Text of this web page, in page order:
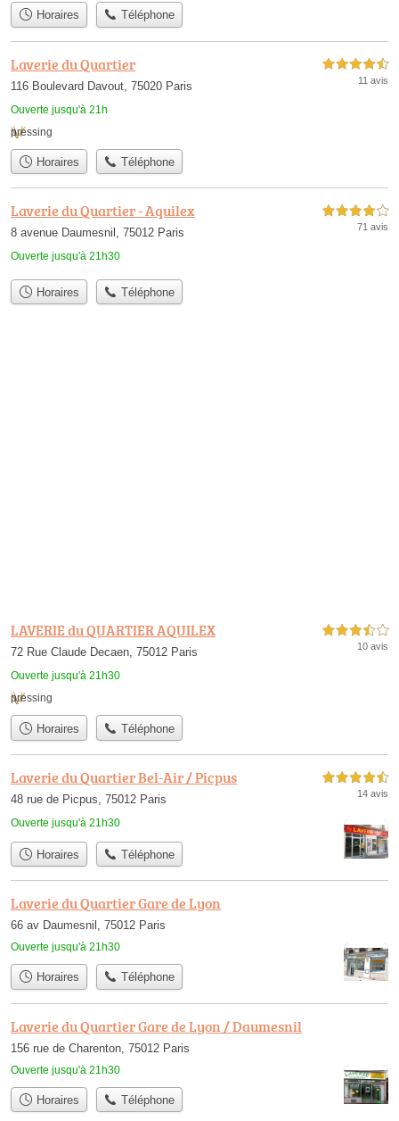
Horaires Téléphone
Laverie du Quartier
116 Boulevard Davout, 75020 Paris
Ouverte jusqu'à 21h
4,5 étoiles sur 5
11 avis
pressing
Horaires Téléphone
Laverie du Quartier - Aquilex
8 avenue Daumesnil, 75012 Paris
Ouverte jusqu'à 21h30
4,0 étoiles sur 5
71 avis
Horaires Téléphone
LAVERIE du QUARTIER AQUILEX
72 Rue Claude Decaen, 75012 Paris
Ouverte jusqu'à 21h30
3,5 étoiles sur 5
10 avis
pressing
Horaires Téléphone
Laverie du Quartier Bel-Air / Picpus
48 rue de Picpus, 75012 Paris
Ouverte jusqu'à 21h30
4,5 étoiles sur 5
14 avis
Horaires Téléphone
Laverie du Quartier Gare de Lyon
66 av Daumesnil, 75012 Paris
Ouverte jusqu'à 21h30
Horaires Téléphone
Laverie du Quartier Gare de Lyon / Daumesnil
156 rue de Charenton, 75012 Paris
Ouverte jusqu'à 21h30
Horaires Téléphone